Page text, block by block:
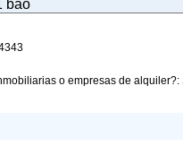
o empresas de